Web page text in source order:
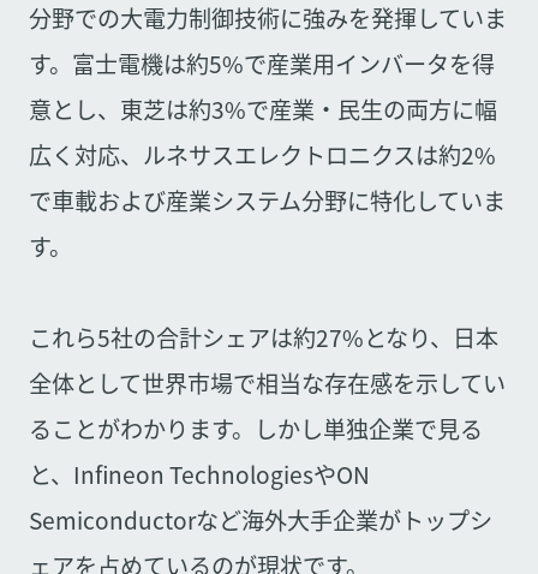
分野での大電力制御技術に強みを発揮していま
す。富士電機は約5%で産業用インバータを得
意とし、東芝は約3%で産業・民生の両方に幅
広く対応、ルネサスエレクトロニクスは約2%
で車載および産業システム分野に特化していま
す。
これら5社の合計シェアは約27%となり、日本
全体として世界市場で相当な存在感を示してい
ることがわかります。しかし単独企業で見る
と、Infineon TechnologiesやON
Semiconductorなど海外大手企業がトップシ
ェアを占めているのが現状です。